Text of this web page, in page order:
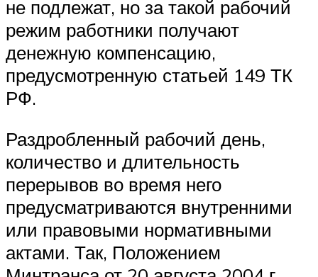
не подлежат, но за такой рабочий
режим работники получают
денежную компенсацию,
предусмотренную статьей 149 ТК
РФ.
Раздробленный рабочий день,
количество и длительность
перерывов во время него
предусматриваются внутренними
или правовыми нормативными
актами. Так, Положением